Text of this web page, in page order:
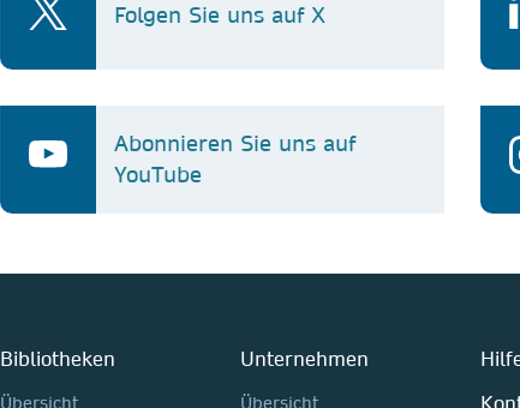
Folgen Sie uns auf X
Abonnieren Sie uns auf
YouTube
Bibliotheken
Übersicht
Unternehmen
Übersicht